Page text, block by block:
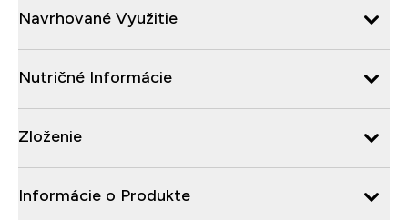
Navrhované Využitie
Nutričné Informácie
Zloženie
Informácie o Produkte